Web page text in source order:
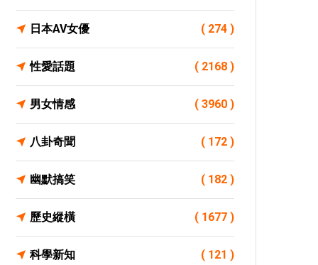
日本AV女優 ( 274 )
性愛話題 ( 2168 )
男女情感 ( 3960 )
八卦奇聞 ( 172 )
幽默搞笑 ( 182 )
歷史縱橫 ( 1677 )
科學新知 ( 121 )